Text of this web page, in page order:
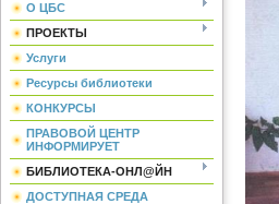
О ЦБС
ПРОЕКТЫ
Услуги
Ресурсы библиотеки
КОНКУРСЫ
ПРАВОВОЙ ЦЕНТР
ИНФОРМИРУЕТ
БИБЛИОТЕКА-ОНЛ@ЙН
ДОСТУПНАЯ СРЕДА